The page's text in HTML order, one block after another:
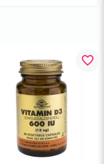
favorite_border